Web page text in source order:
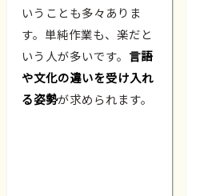
いうことも多々ありま
す。単純作業も、楽だと
いう人が多いです。 言語
や文化の違いを受け入れ
る姿勢が求められます。